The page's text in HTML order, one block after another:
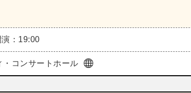
演：19:00
・コンサートホール